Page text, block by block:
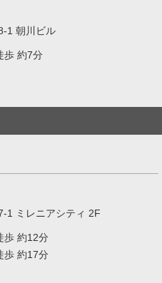
1 朝川ビル
歩 約7分
1 ミレニアシティ 2F
歩 約12分
歩 約17分